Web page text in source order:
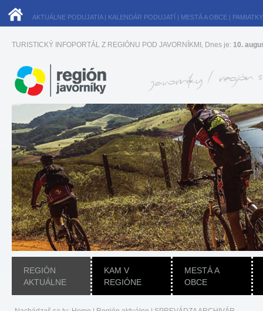
AKTUÁLNE PODUJATIA| KALENDÁR PODUJATÍ | MESTÁ A OBCE | PAMIATKY
TURISTICKÝ INFOPORTÁL Z REGIÓNU POD JAVORNÍKMI, Dnes je: 10.
REGIÓN
AKTUÁLNE
KAM V
REGIÓNE
MESTÁ A
OBCE